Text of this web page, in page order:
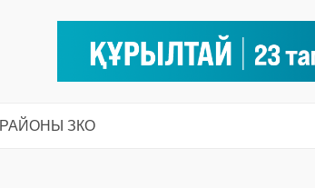
РАЙОНЫ ЗКО